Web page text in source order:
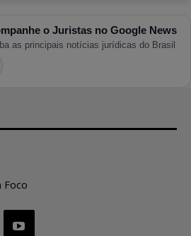
o Juristas no Google News
as principais notícias jurídicas do Brasil
Foco